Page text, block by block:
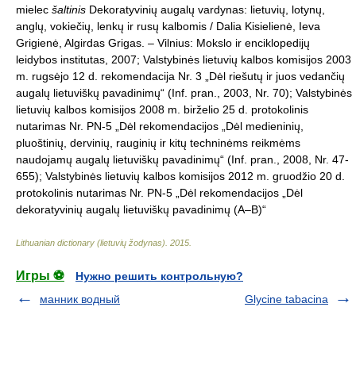
mielec šaltinis Dekoratyvinių augalų vardynas: lietuvių, lotynų,
anglų, vokiečių, lenkų ir rusų kalbomis / Dalia Kisielienė, Ieva
Grigienė, Algirdas Grigas. – Vilnius: Mokslo ir enciklopedijų
leidybos institutas, 2007; Valstybinės lietuvių kalbos komisijos 2003
m. rugsėjo 12 d. rekomendacija Nr. 3 „Dėl riešutų ir juos vedančių
augalų lietuviškų pavadinimų“ (Inf. pran., 2003, Nr. 70); Valstybinės
lietuvių kalbos komisijos 2008 m. birželio 25 d. protokolinis
nutarimas Nr. PN-5 „Dėl rekomendacijos „Dėl medieninių,
pluoštinių, dervinių, rauginių ir kitų techninėms reikmėms
naudojamų augalų lietuviškų pavadinimų“ (Inf. pran., 2008, Nr. 47-
655); Valstybinės lietuvių kalbos komisijos 2012 m. gruodžio 20 d.
protokolinis nutarimas Nr. PN-5 „Dėl rekomendacijos „Dėl
dekoratyvinių augalų lietuviškų pavadinimų (A–B)“
Lithuanian dictionary (lietuvių žodynas) 2015
Игры ⚽
Нужно решить контрольную?
манник водный
Glycine tabacina